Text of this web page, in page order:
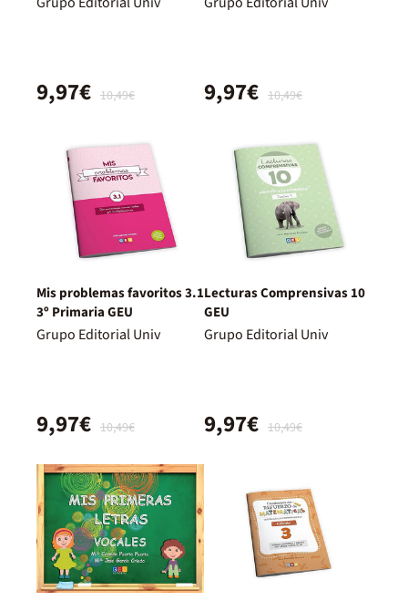
10,49€
9,97€ 10,49€
9,97€
Mis problemas favoritos 3.1
3º Primaria GEU
Grupo Editorial Univ
10,49€
9,97€
Lecturas Comprensivas 10
GEU
Grupo Editorial Univ
10,49€
9,97€